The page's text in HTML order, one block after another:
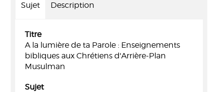
Sujet Description
Titre
A la lumière de ta Parole : Enseignements
bibliques aux Chrétiens d'Arrière-Plan
Musulman
Sujet